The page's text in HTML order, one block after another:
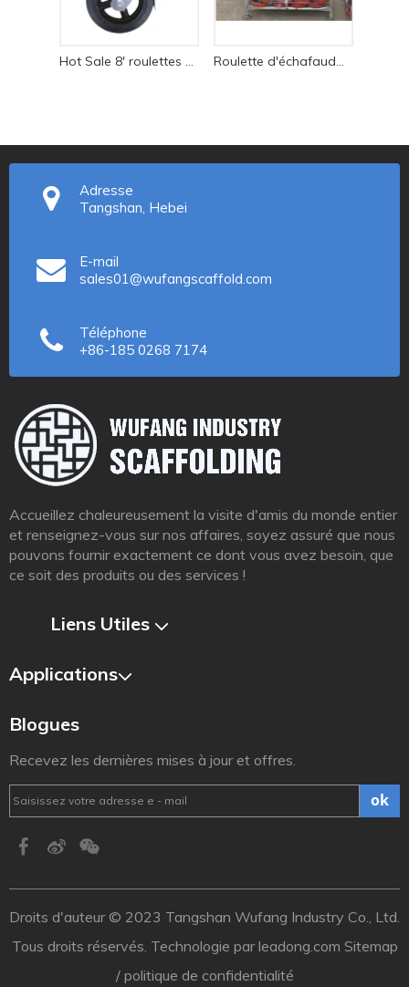
Hot Sale 8' roulettes d'échafaudage en nylon et caoutchouc avec frein Roulette d'échafaudage en fonte de 8 po
Adresse
Tangshan, Hebei
E-mail
sales01@wufangscaffold.com
Téléphone
+86-185 0268 7174
Accueillez chaleureusement la visite d'amis du monde entier
et renseignez-vous sur nos affaires, soyez assuré que nous
pouvons fournir exactement ce dont vous avez besoin, que
ce soit des produits ou des services !
Liens Utiles​​​​​​​
Applications
Blogues
Recevez les dernières mises à jour et offres.
ok
Droits d'auteur ©️ 2023 Tangshan Wufang Industry Co., Ltd.
Tous droits réservés. Technologie parleadong.com Sitemap
/ politique de confidentialité